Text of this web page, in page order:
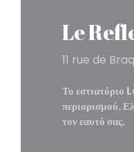
Le
11 rue de
Το εστιατόριο
περιορισμού.
τον εαυτό σας.